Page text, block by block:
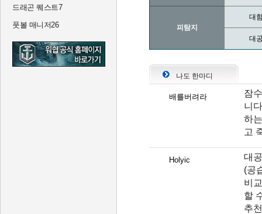
드래곤 퀘스트7
풋볼 매니저26
피탐지
대
대
나도 한마디
배를버려라
잠
니
하
고
Holyic
대
(공
비
할
추